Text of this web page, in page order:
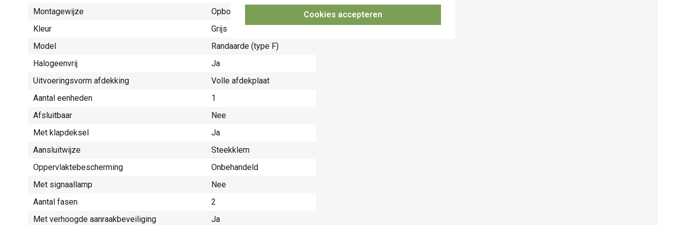
Cookies accepteren
Montagewijze
Opbouw
Kleur
Grijs
Model
Randaarde (type F)
Halogeenvrij
Ja
Uitvoeringsvorm afdekking
Volle afdekplaat
Aantal eenheden
1
Afsluitbaar
Nee
Met klapdeksel
Ja
Aansluitwijze
Steekklem
Oppervlaktebescherming
Onbehandeld
Met signaallamp
Nee
Aantal fasen
2
Met verhoogde aanraakbeveiliging
Ja